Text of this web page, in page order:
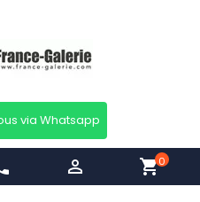
via Whatsapp
 shopping_cart0